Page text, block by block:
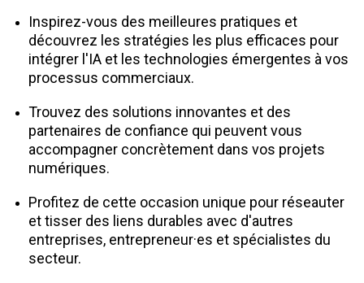
Inspirez-vous des meilleures pratiques et
découvrez les stratégies les plus efficaces pour
intégrer l'IA et les technologies émergentes à vos
processus commerciaux.
Trouvez des solutions innovantes et des
partenaires de confiance qui peuvent vous
accompagner concrètement dans vos projets
numériques.
Profitez de cette occasion unique pour réseauter
et tisser des liens durables avec d'autres
entreprises, entrepreneur·es et spécialistes du
secteur.